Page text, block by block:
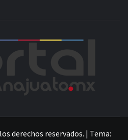
derechos reservados. | Tema: